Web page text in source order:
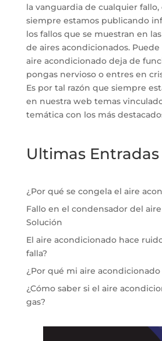
la vanguardia de cualquier fallo,
siempre estamos publicando
los fallos que se muestran en
de aires acondicionados.
aire acondicionado deja de
pongas nervioso o entres en
Es por tal razón que siempre
en nuestra web temas
temática con los más
Ultimas Entradas
¿Por qué se congela el aire
Fallo en el condensador del
Solución
El aire acondicionado hace
falla?
¿Por qué mi aire acondicionado
¿Cómo saber si el aire
gas?